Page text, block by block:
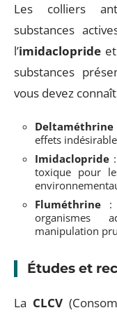
Les colliers
substances
l’imidaclopride
substances
vous devez
Deltaméthrine
effets
Imidaclopride
toxique pour
Fluméthrine :
organismes
manipulation
Études et
La CLCV